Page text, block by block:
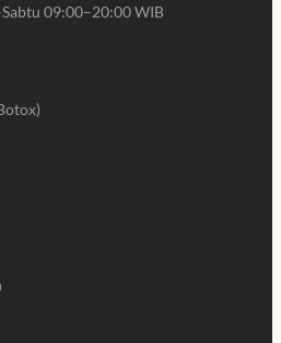
09:00–20:00 WIB